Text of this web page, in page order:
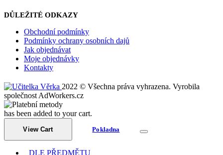
DŮLEŽITÉ ODKAZY
Obchodní podmínky
Podmínky ochrany osobních dajů
Jak objednávat
Moje objednávky
Kontakty
2022 © Všechna práva vyhrazena. Vyrobila
společnost AdWorkers.cz
has been added to your cart.
View Cart Pokladna
DLE PŘEDMĚTU